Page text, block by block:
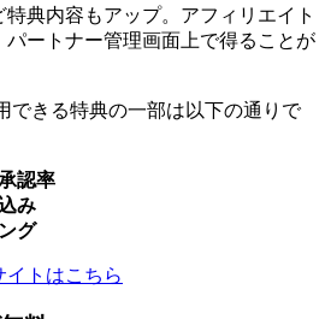
特典内容もアップ。アフィリエイト
ートナー管理画面上で得ることが
できる特典の一部は以下の通りで
認率
み
グ
イトはこちら